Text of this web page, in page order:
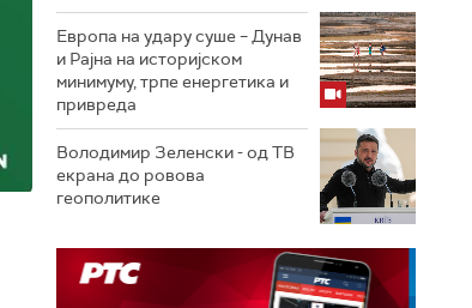
Европа на удару суше – Дунав
и Рајна на историјском
минимуму, трпе енергетика и
привреда
Володимир Зеленски - од ТВ
екрана до ровова
геополитике